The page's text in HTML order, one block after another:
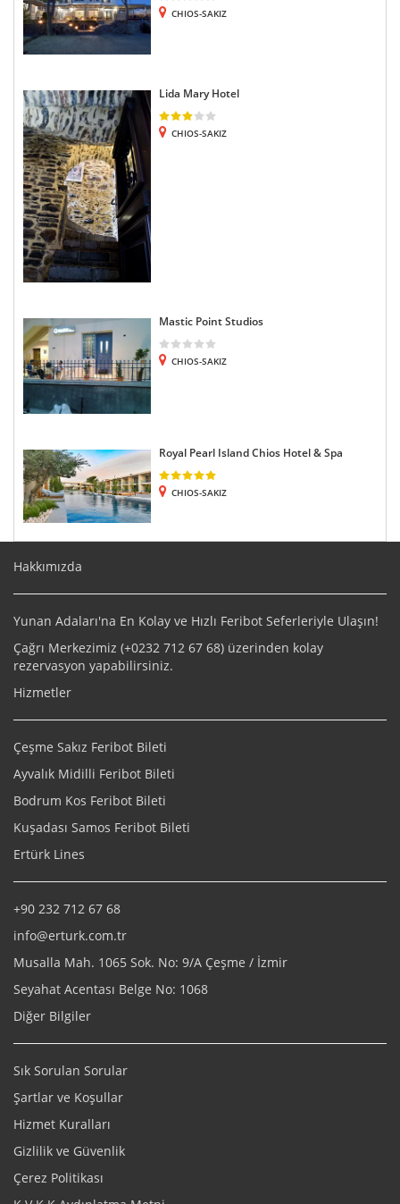
CHIOS-SAKIZ
Lida Mary Hotel
CHIOS-SAKIZ
Mastic Point Studios
CHIOS-SAKIZ
Royal Pearl Island Chios Hotel & Spa
CHIOS-SAKIZ
Hakkımızda
Yunan Adaları'na En Kolay ve Hızlı Feribot Seferleriyle Ulaşın!
Çağrı Merkezimiz (+0232 712 67 68) üzerinden kolay
rezervasyon yapabilirsiniz.
Hizmetler
Çeşme Sakız Feribot Bileti
Ayvalık Midilli Feribot Bileti
Bodrum Kos Feribot Bileti
Kuşadası Samos Feribot Bileti
Ertürk Lines
+90 232 712 67 68
info@erturk.com.tr
Musalla Mah. 1065 Sok. No: 9/A Çeşme / İzmir
Seyahat Acentası Belge No: 1068
Diğer Bilgiler
Sık Sorulan Sorular
Şartlar ve Koşullar
Hizmet Kuralları
Gizlilik ve Güvenlik
Çerez Politikası